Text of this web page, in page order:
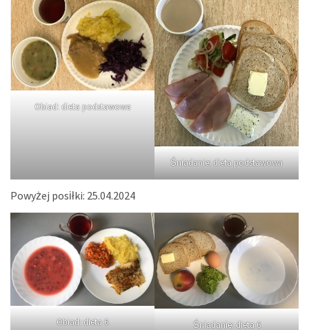
Obiad: dieta podstawowa
Śniadanie: dieta podstawowa
Powyżej posiłki: 25.04.2024
Obiad: dieta 6 Śniadanie: dieta 6